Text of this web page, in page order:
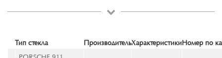
Тип стекла ПроизводительХарактеристикиНомер по